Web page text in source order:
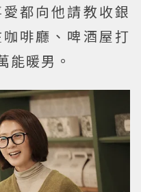
都向他請教收銀
啡廳、啤酒屋打
能暖男。